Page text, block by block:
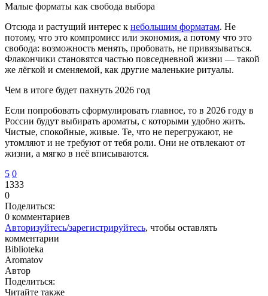
Малые форматы как свобода выбора
Отсюда и растущий интерес к небольшим форматам. Не
потому, что это компромисс или экономия, а потому что это
свобода: возможность менять, пробовать, не привязываться.
Флакончики становятся частью повседневной жизни — такой
же лёгкой и сменяемой, как другие маленькие ритуалы.
Чем в итоге будет пахнуть 2026 год
Если попробовать сформулировать главное, то в 2026 году в
России будут выбирать ароматы, с которыми удобно жить.
Чистые, спокойные, живые. Те, что не перегружают, не
утомляют и не требуют от тебя роли. Они не отвлекают от
жизни, а мягко в неё вписываются.
5 0
1333
0
Поделиться:
0 комментариев
Авторизуйтесь/зарегистрируйтесь, чтобы оставлять
комментарии
Biblioteka
Aromatov
Автор
Поделиться:
Читайте также